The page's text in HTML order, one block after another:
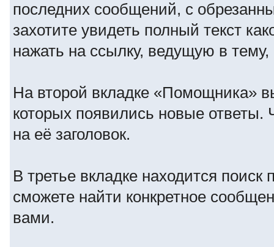
последних сообщений, с
захотите увидеть полный текст
нажать на ссылку, ведущую в
На второй вкладке «Помощника»
которых появились новые ответы.
на её заголовок.
В третье вкладке находится
сможете найти конкретное
вами.